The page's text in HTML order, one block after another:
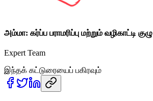
அம்மா: கர்ப்ப பராமரிப்பு மற்றும் வழிகாட்டி குழு
Expert Team
இந்தக் கட்டுரையைப் பகிரவும்